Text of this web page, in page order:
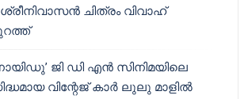
ചിത്രം വിവാഹ്
ജി ഡി എൻ സിനിമയിലെ
വിന്റേജ് കാർ ലുലു മാളിൽ